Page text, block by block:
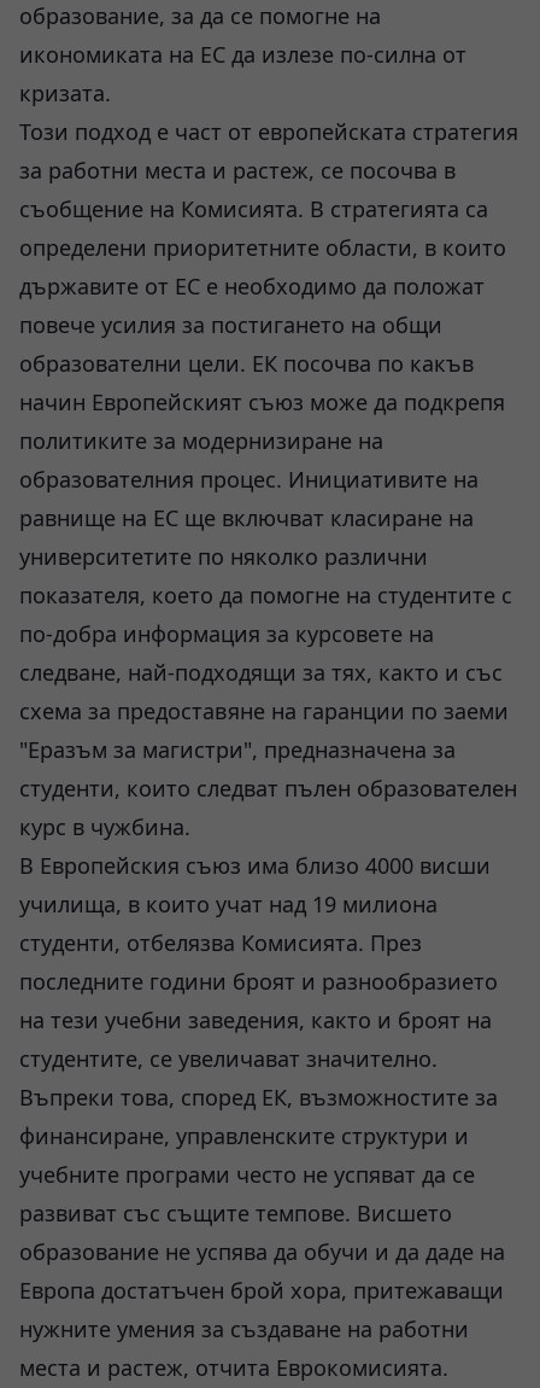
образование, за да се помогне на
икономиката на ЕС да излезе по-силна от
кризата.
Този подход е част от европейската стратегия
за работни места и растеж, се посочва в
съобщение на Комисията. В стратегията са
определени приоритетните области, в които
държавите от ЕС е необходимо да положат
повече усилия за постигането на общи
образователни цели. ЕК посочва по какъв
начин Европейският съюз може да подкрепя
политиките за модернизиране на
образователния процес. Инициативите на
равнище на ЕС ще включват класиране на
университетите по няколко различни
показателя, което да помогне на студентите с
по-добра информация за курсовете на
следване, най-подходящи за тях, както и със
схема за предоставяне на гаранции по заеми
"Еразъм за магистри", предназначена за
студенти, които следват пълен образователен
курс в чужбина.
В Европейския съюз има близо 4000 висши
училища, в които учат над 19 милиона
студенти, отбелязва Комисията. През
последните години броят и разнообразието
на тези учебни заведения, както и броят на
студентите, се увеличават значително.
Въпреки това, според ЕК, възможностите за
финансиране, управленските структури и
учебните програми често не успяват да се
развиват със същите темпове. Висшето
образование не успява да обучи и да даде на
Европа достатъчен брой хора, притежаващи
нужните умения за създаване на работни
места и растеж, отчита Еврокомисията.